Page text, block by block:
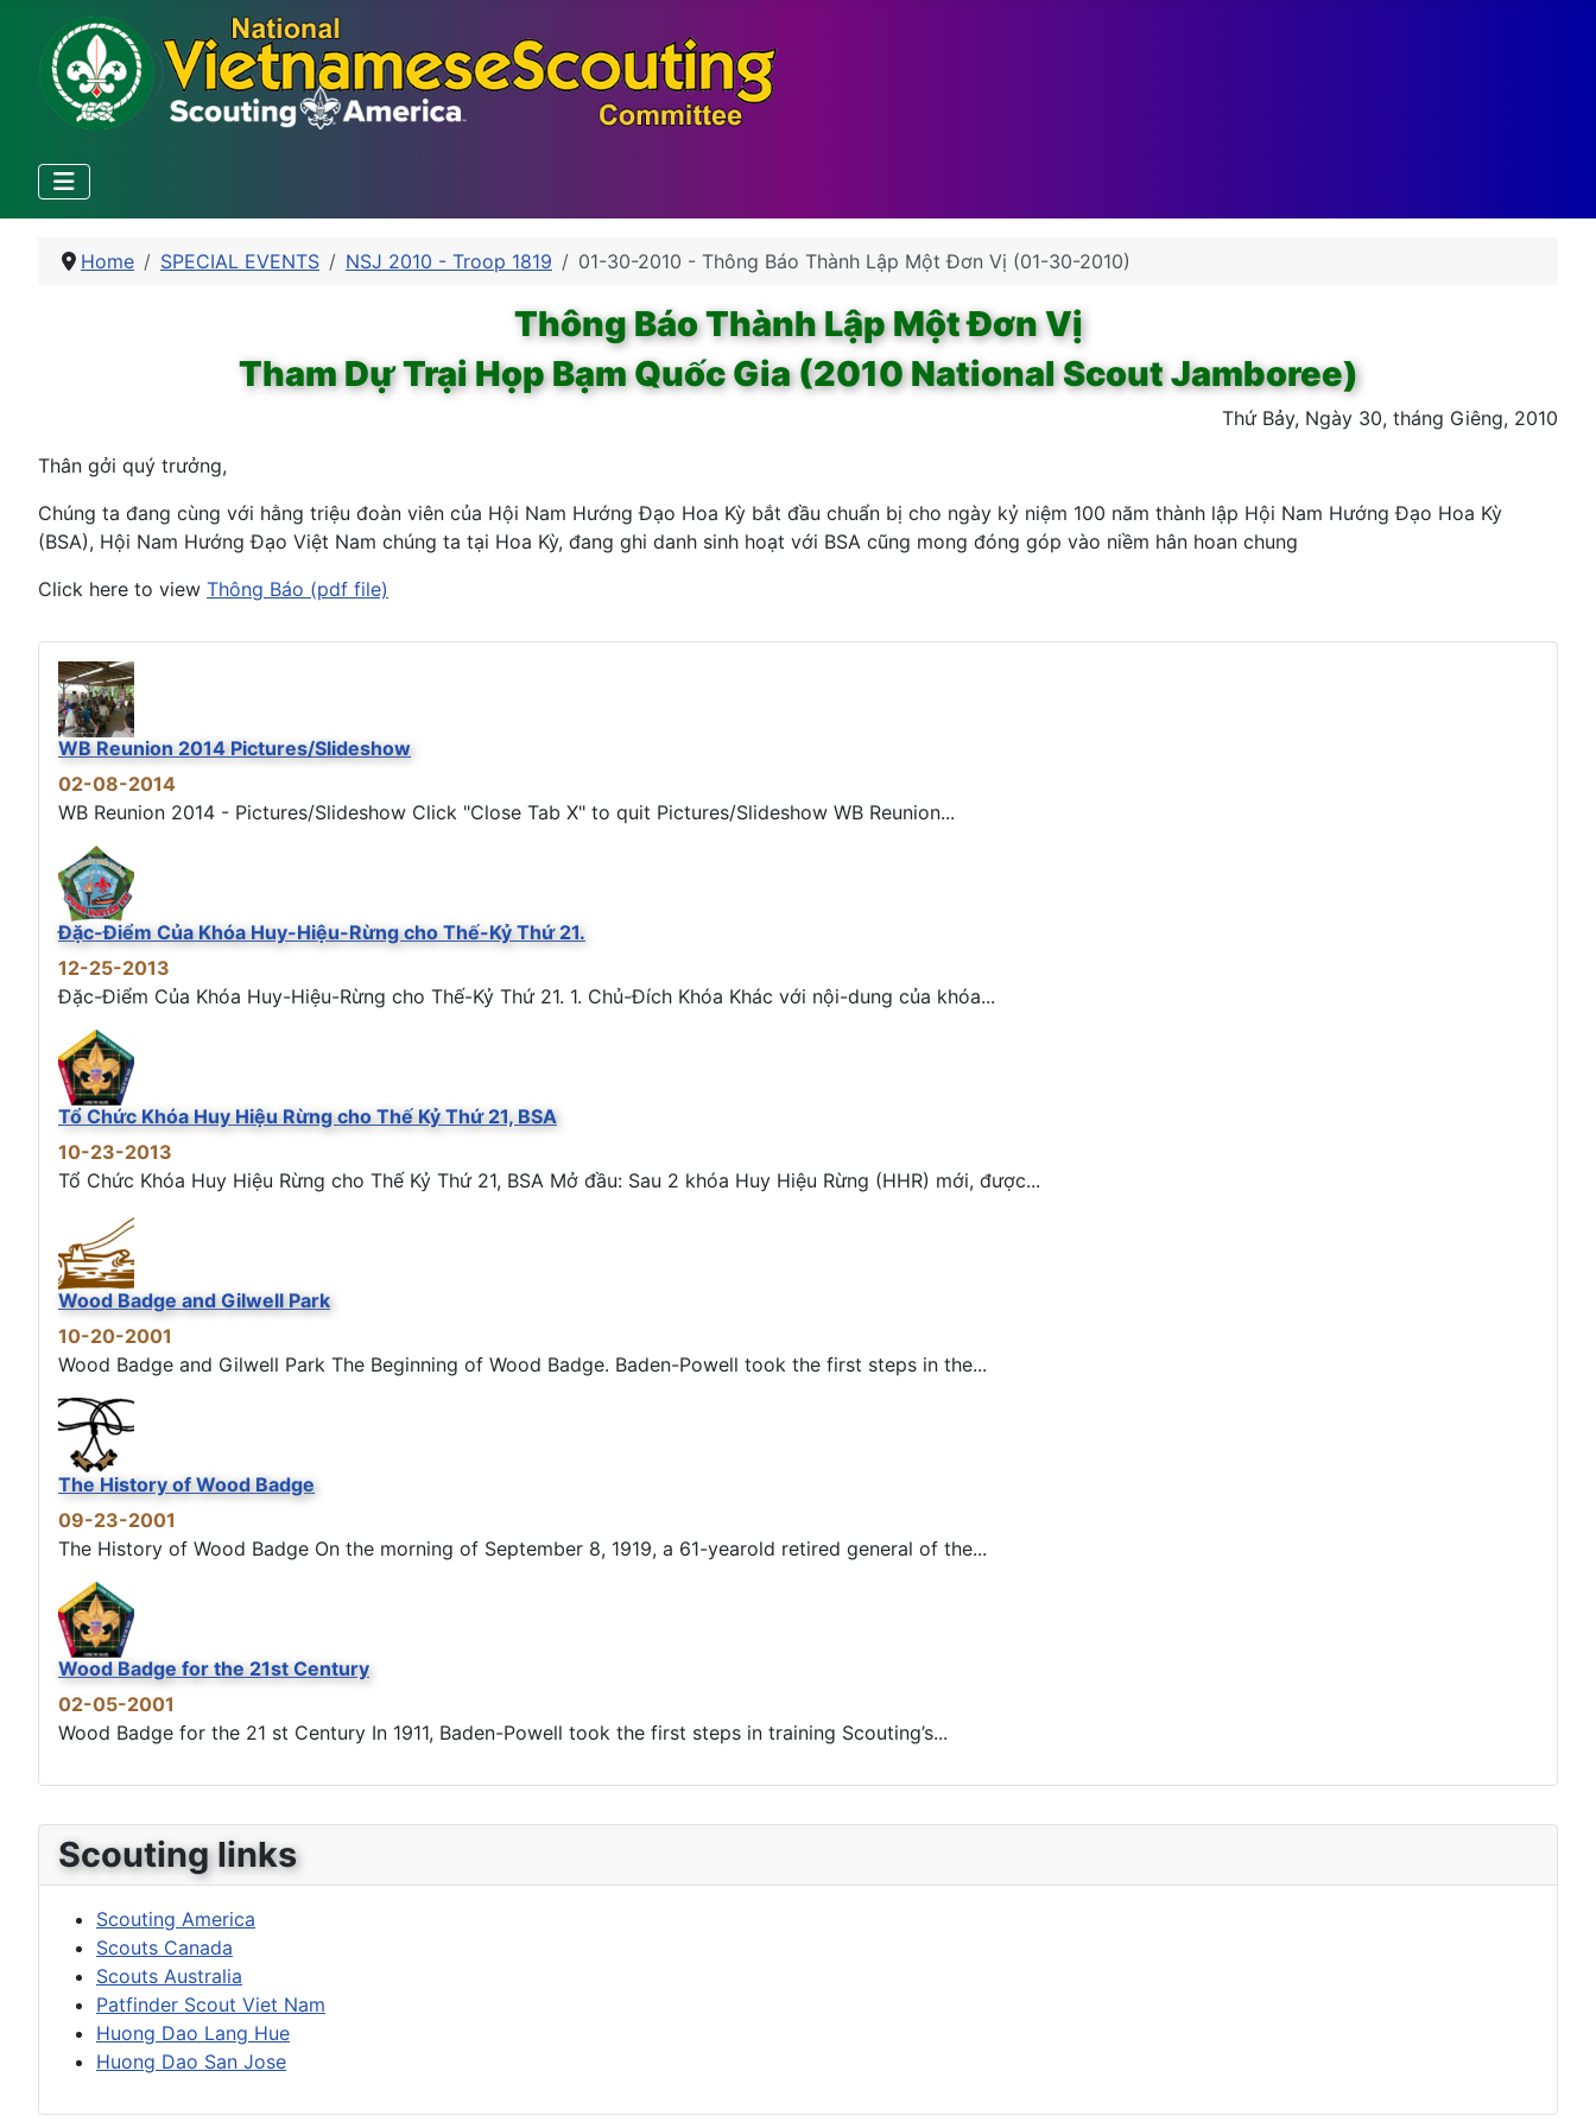
Scouting links
Scouting America
Scouts Canada
Scouts Australia
Patfinder Scout Viet Nam
Huong Dao Lang Hue
Huong Dao San Jose
Home SPECIAL EVENTS NSJ 2010 - Troop 1819 01-30-2010 - Thông Báo Thành Lập Một Đơn Vị (01-30-2010)
Thông Báo Thành Lập Một Đơn Vị
Tham Dự Trại Họp Bạm Quốc Gia (2010 National Scout Jamboree)
Thứ Bảy, Ngày 30, tháng Giêng, 2010
Thân gởi quý trưởng,
Chúng ta đang cùng với hằng triệu đoàn viên của Hội Nam Hướng Đạo Hoa Kỳ bắt đầu chuẩn bị cho ngày kỷ niệm 100 năm thành lập Hội Nam Hướng Đạo Hoa Kỳ
(BSA), Hội Nam Hướng Đạo Việt Nam chúng ta tại Hoa Kỳ, đang ghi danh sinh hoạt với BSA cũng mong đóng góp vào niềm hân hoan chung
Click here to view Thông Báo (pdf file)
WB Reunion 2014 Pictures/Slideshow
02-08-2014
WB Reunion 2014 - Pictures/Slideshow Click "Close Tab X" to quit Pictures/Slideshow WB Reunion...
Đặc-Điểm Của Khóa Huy-Hiệu-Rừng cho Thế-Kỷ Thứ 21.
12-25-2013
Đặc-Điểm Của Khóa Huy-Hiệu-Rừng cho Thế-Kỷ Thứ 21. 1. Chủ-Đích Khóa Khác với nội-dung của khóa...
Tổ Chức Khóa Huy Hiệu Rừng cho Thế Kỷ Thứ 21, BSA
10-23-2013
Tổ Chức Khóa Huy Hiệu Rừng cho Thế Kỷ Thứ 21, BSA Mở đầu: Sau 2 khóa Huy Hiệu Rừng (HHR) mới, được...
Wood Badge and Gilwell Park
10-20-2001
Wood Badge and Gilwell Park The Beginning of Wood Badge. Baden-Powell took the first steps in the...
The History of Wood Badge
09-23-2001
The History of Wood Badge On the morning of September 8, 1919, a 61-yearold retired general of the...
Wood Badge for the 21st Century
02-05-2001
Wood Badge for the 21 st Century In 1911, Baden-Powell took the first steps in training Scouting’s...